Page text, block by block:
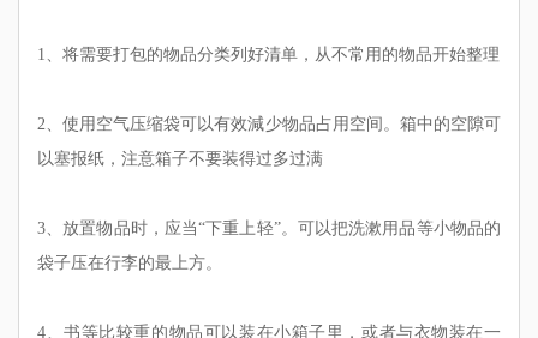
1 将需要打包的物品分类列好清单，从不常用的物品开始整理
2 、使用空气压缩袋可以有效減少物品占用空间。箱中的空隙可
以塞报纸，注意箱子不要装得过多过满
3
放置物品时，应当“下重上轻”。可以把洗漱用品等小物品的
袋子压在行李的最上方。
4 、书等比较重的物品可以装在小箱子里，或者与衣物装在一